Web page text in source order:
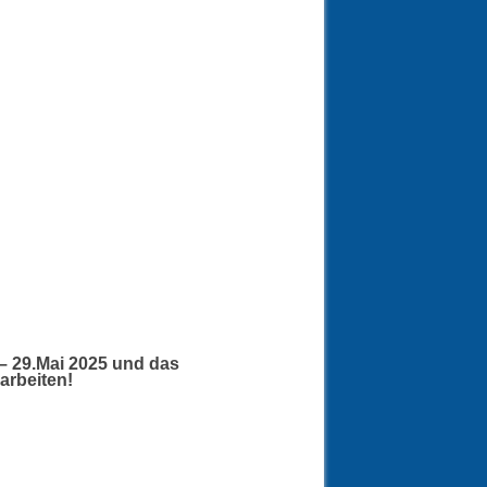
29.Mai 2025 und das